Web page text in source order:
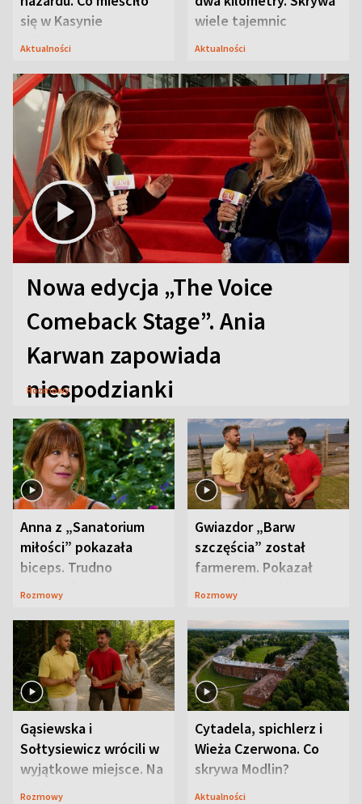
się w Kasynie
Oficerskim?
Aktualności
wiele tajemnic
Aktualności
Nowa edycja „The Voice
Comeback Stage”. Ania
Karwan zapowiada
niespodzianki
Rozmowy
Anna z „Sanatorium
miłości” pokazała
biceps. Trudno
uwierzyć, co przeszła
Rozmowy
Gwiazdor „Barw
szczęścia” został
farmerem. Pokazał
swoje niezwykłe
Rozmowy
Gąsiewska i
Sołtysiewicz wrócili w
wyjątkowe miejsce. Na
szlaku czekał
Rozmowy
Cytadela, spichlerz i
Wieża Czerwona. Co
skrywa Modlin?
Aktualności